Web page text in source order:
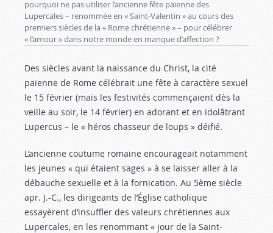
pourquoi ne pas utiliser l’ancienne fête païenne des
Lupercales – renommée en « Saint-Valentin » au cours des
premiers siècles de la « Rome chrétienne » – pour célébrer
« l’amour » dans notre monde en manque d’affection ?
Des siècles avant la naissance du Christ, la cité
païenne de Rome célébrait une fête à caractère sexuel
le 15 février (mais les festivités commençaient dès la
veille au soir, le 14 février) en adorant et en idolâtrant
Lupercus – le « héros chasseur de loups » déifié.
L’ancienne coutume romaine encourageait notamment
les jeunes « qui étaient sages » à se laisser aller à la
débauche sexuelle et à la fornication. Au 5ème siècle
apr. J.-C., les dirigeants de l’Église catholique
essayèrent d’insuffler des valeurs chrétiennes aux
Lupercales, en les renommant « jour de la Saint-